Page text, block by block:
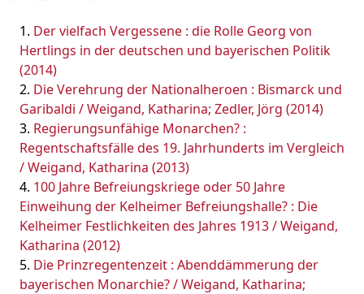
Der vielfach Vergessene : die Rolle Georg von
Hertlings in der deutschen und bayerischen Politik
(2014)
Die Verehrung der Nationalheroen : Bismarck und
Garibaldi / Weigand, Katharina; Zedler, Jörg (2014)
Regierungsunfähige Monarchen? :
Regentschaftsfälle des 19. Jahrhunderts im Vergleich
/ Weigand, Katharina (2013)
100 Jahre Befreiungskriege oder 50 Jahre
Einweihung der Kelheimer Befreiungshalle? : Die
Kelheimer Festlichkeiten des Jahres 1913 / Weigand,
Katharina (2012)
Die Prinzregentenzeit : Abenddämmerung der
bayerischen Monarchie? / Weigand, Katharina;